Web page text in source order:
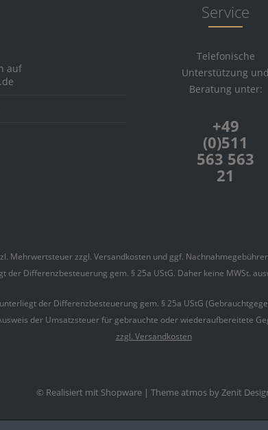
Service
Telefonische
Unterstützung und
Beratung unter:
+49
(0)511
563 563
21
auf
Mehrwertsteuer zzgl. Versandkosten und ggf.
der Differenzbesteuerung gem. § 25a UStG. Daher keine MWSt.
der Differenzbesteuerung gem. § 25a UStG
der Umsatzsteuer für gebrauchte oder wiederaufbereitete
zzgl. Versandkosten
© Realisiert mit Shopware | Theme atmos by Zenit